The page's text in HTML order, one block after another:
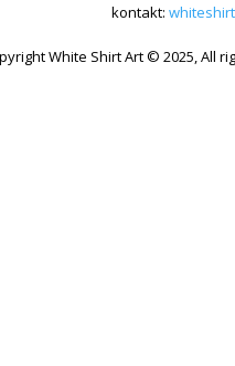
kontakt:
White Shirt Art © 2025, All